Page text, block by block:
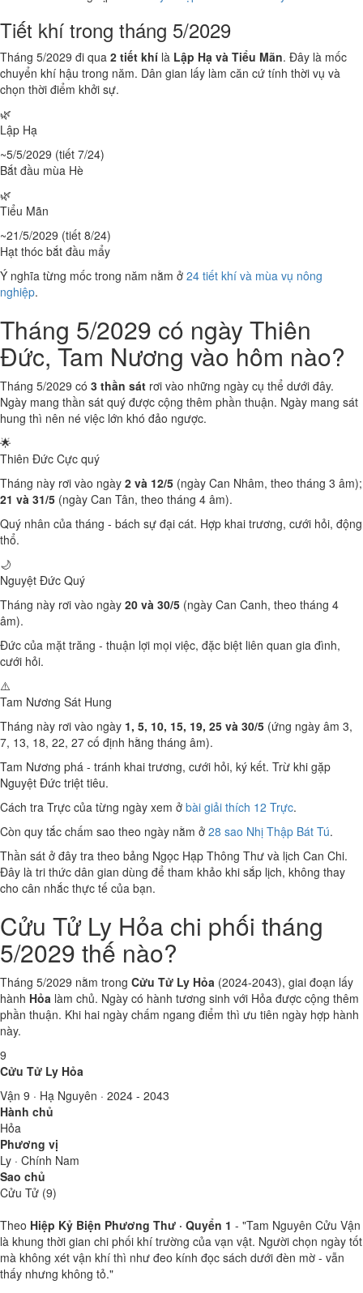
Tiết khí trong tháng 5/2029
Tháng 5/2029 đi qua 2 tiết khí là Lập Hạ và Tiểu Mãn. Đây là mốc
chuyển khí hậu trong năm. Dân gian lấy làm căn cứ tính thời vụ và
chọn thời điểm khởi sự.
🌿
Lập Hạ
~5/5/2029 (tiết 7/24)
Bắt đầu mùa Hè
🌿
Tiểu Mãn
~21/5/2029 (tiết 8/24)
Hạt thóc bắt đầu mẩy
Ý nghĩa từng mốc trong năm nằm ở 24 tiết khí và mùa vụ nông
nghiệp.
Tháng 5/2029 có ngày Thiên
Đức, Tam Nương vào hôm nào?
Tháng 5/2029 có 3 thần sát rơi vào những ngày cụ thể dưới đây.
Ngày mang thần sát quý được cộng thêm phần thuận. Ngày mang sát
hung thì nên né việc lớn khó đảo ngược.
🌟
Thiên Đức Cực quý
Tháng này rơi vào ngày 2 và 12/5 (ngày Can Nhâm, theo tháng 3 âm);
21 và 31/5 (ngày Can Tân, theo tháng 4 âm).
Quý nhân của tháng - bách sự đại cát. Hợp khai trương, cưới hỏi, động
thổ.
🌙
Nguyệt Đức Quý
Tháng này rơi vào ngày 20 và 30/5 (ngày Can Canh, theo tháng 4
âm).
Đức của mặt trăng - thuận lợi mọi việc, đặc biệt liên quan gia đình,
cưới hỏi.
⚠️
Tam Nương Sát Hung
Tháng này rơi vào ngày 1, 5, 10, 15, 19, 25 và 30/5 (ứng ngày âm 3,
7, 13, 18, 22, 27 cố định hằng tháng âm).
Tam Nương phá - tránh khai trương, cưới hỏi, ký kết. Trừ khi gặp
Nguyệt Đức triệt tiêu.
Cách tra Trực của từng ngày xem ở bài giải thích 12 Trực.
Còn quy tắc chấm sao theo ngày nằm ở 28 sao Nhị Thập Bát Tú.
Thần sát ở đây tra theo bảng Ngọc Hạp Thông Thư và lịch Can Chi.
Đây là tri thức dân gian dùng để tham khảo khi sắp lịch, không thay
cho cân nhắc thực tế của bạn.
Cửu Tử Ly Hỏa chi phối tháng
5/2029 thế nào?
Tháng 5/2029 nằm trong Cửu Tử Ly Hỏa (2024-2043), giai đoạn lấy
hành Hỏa làm chủ. Ngày có hành tương sinh với Hỏa được cộng thêm
phần thuận. Khi hai ngày chấm ngang điểm thì ưu tiên ngày hợp hành
này.
9
Cửu Tử Ly Hỏa
Vận 9 · Hạ Nguyên · 2024 - 2043
Hành chủ
Hỏa
Phương vị
Ly · Chính Nam
Sao chủ
Cửu Tử (9)
Theo Hiệp Kỷ Biện Phương Thư · Quyển 1 - "Tam Nguyên Cửu Vận
là khung thời gian chi phối khí trường của vạn vật. Người chọn ngày tốt
mà không xét vận khí thì như đeo kính đọc sách dưới đèn mờ - vẫn
thấy nhưng không tỏ."